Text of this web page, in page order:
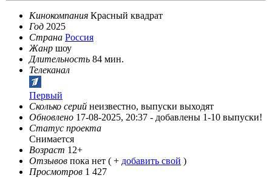
Кинокомпания Красный квадрат
Год 2025
Страна Россия
Жанр шоу
Длительность 84 мин.
Телеканал
Первый
Сколько серий неизвестно, выпуски выходят
Обновлено 17-08-2025, 20:37 - добавлены 1-10 выпуски!
Статус проекта
Снимается
Возраст 12+
Отзывов пока нет ( + добавить свой )
Просмотров 1 427